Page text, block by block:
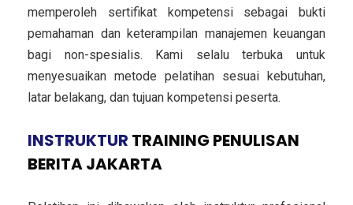
memperoleh sertifikat kompetensi sebagai bukti
pemahaman dan keterampilan manajemen keuangan
bagi non-spesialis. Kami selalu terbuka untuk
menyesuaikan metode pelatihan sesuai kebutuhan,
latar belakang, dan tujuan kompetensi peserta.
INSTRUKTUR TRAINING PENULISAN
BERITA JAKARTA